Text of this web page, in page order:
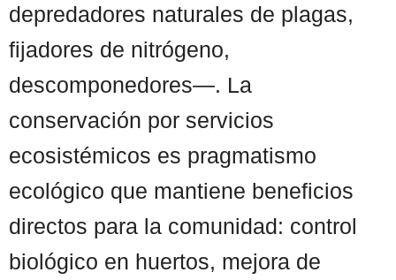
depredadores naturales de plagas,
fijadores de nitrógeno,
descomponedores—. La
conservación por servicios
ecosistémicos es pragmatismo
ecológico que mantiene beneficios
directos para la comunidad: control
biológico en huertos, mejora de